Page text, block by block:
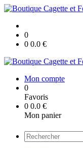
0
0 0.0 €
Mon compte
0
Favoris
0 0.0 €
Mon panier